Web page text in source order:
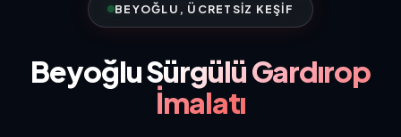
BEYOĞLU, ÜCRETSIZ KEŞIF
BeyoğluSürgülü Gardırop
İmalatı